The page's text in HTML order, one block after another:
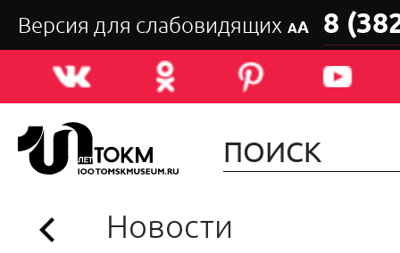
Версия для слабовидящих АА 8
Новости